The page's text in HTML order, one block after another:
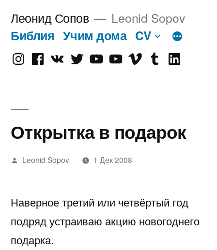
Леонид Сопов Leonid Sopov
Библия Учим дома CV
InstagramFacebook
VK TwitterYoutube
Old Vimeotumblrlinkedin
Открытка в подарок
Написано
Leonid Sopov 1 Дек 2008
Наверное третий или четвёртый год
подряд устраиваю акцию новогоднего
подарка.